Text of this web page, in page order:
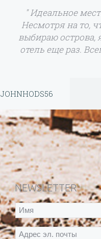
" Идеальное
Несмотря на то,
выбираю острова,
отель еще раз.
JOHNHODS56
NEWSLETTER